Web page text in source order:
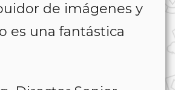
de imágenes y
es una fantástica